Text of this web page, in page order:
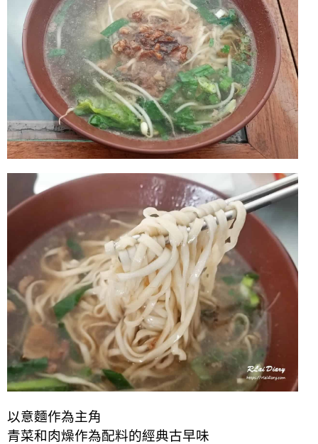
以意麵作為主角
青菜和肉燥作為配料的經典古早味